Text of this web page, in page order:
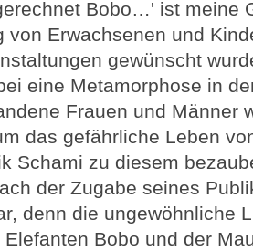
Bobo…' ist meine
von Erwachsenen und
gewünscht
eine Metamorphose in
Frauen und Männer
das gefährliche Leben
Schami zu diesem
der Zugabe seines
denn die ungewöhnliche
Bobo und der